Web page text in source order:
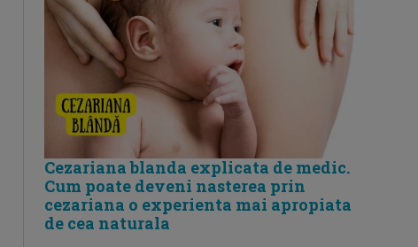
Cezariana blanda explicata de medic.
Cum poate deveni nasterea prin
cezariana o experienta mai apropiata
de cea naturala